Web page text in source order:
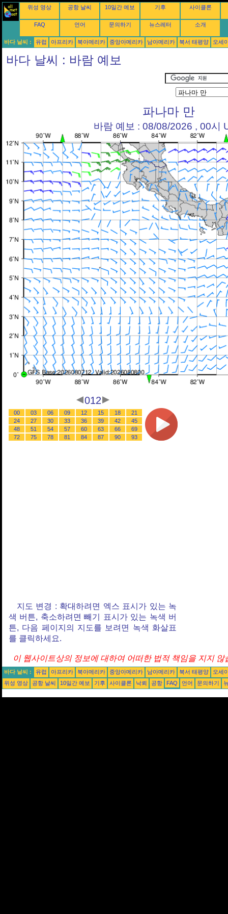
위성 영상 공항 날씨 10일간 예보 기후 사이클론
FAQ 언어 문의하기 뉴스레터 소개
바다 날씨 : 유럽 아프리카 북아메리카 중앙아메리카 남아메리카 북서 태평양 오세
바다 날씨 : 바람 예보
파나마 만
바람 예보 : 08/08/2026 , 00시
012
00 03 06 09 12 15 18
21
24
27 30 33 36 39 42
45
48
51 54 57 60 63 66
69
72
75 78 81 84 87 90 93
지도 변경 : 확대하려면 엑스 표시가 있는 녹
색 버튼, 축소하려면 빼기 표시가 있는 녹색 버
튼, 다음 페이지의 지도를 보려면 녹색 화살표
를 클릭하세요.
이 웹사이트상의 정보에 대하여 어떠한 법적 책임을 지지 않
바다 날씨 : 유럽 아프리카 북아메리카 중앙아메리카 남아메리카 북서 태평양
오세
위성 영상
공항 날씨 10일간 예보 기후 사이클론 낙뢰 공항 FAQ 언어 문의하기